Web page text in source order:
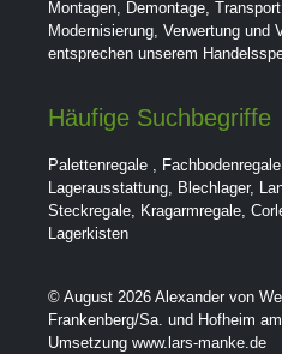
Montagen, Demontage,
Modernisierung, Verwertung und
entsprechen unserem
Häufige Suchbegriffe
Palettenregale , Fachbodenregale
Lagerausstattung, Blechlager,
Steckregale, Kragarmregale,
Lagerkisten
© August 2026 Alexander von
Frankenberg/Sa. und Hofheim
Umsetzung www.lars-manke.de